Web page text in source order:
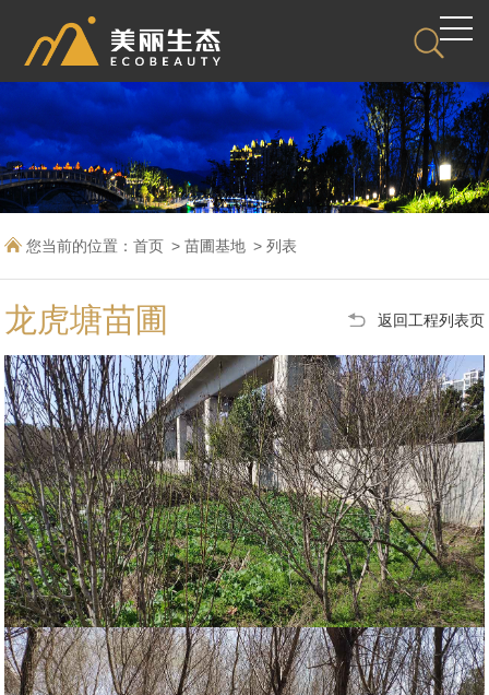
您当前的位置：首页 苗圃基地 列表
龙虎塘苗圃 返回工程列表页